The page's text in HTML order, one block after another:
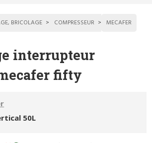
BRICOLAGE COMPRESSEUR MECAFER
interrupteur
fifty
50L